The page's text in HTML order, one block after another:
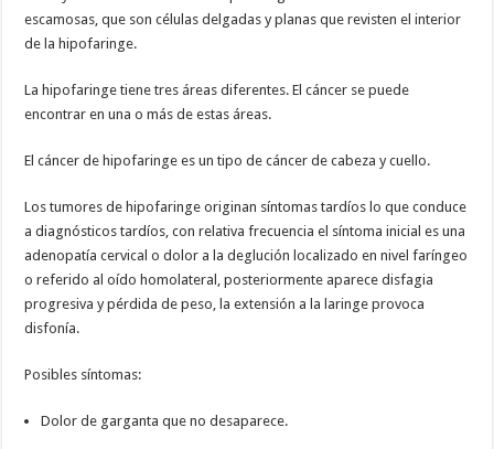
escamosas, que son células delgadas y planas que revisten el interior
de la hipofaringe.
La hipofaringe tiene tres áreas diferentes. El cáncer se puede
encontrar en una o más de estas áreas.
El cáncer de hipofaringe es un tipo de cáncer de cabeza y cuello.
Los tumores de hipofaringe originan síntomas tardíos lo que conduce
a diagnósticos tardíos, con relativa frecuencia el síntoma inicial es una
adenopatía cervical o dolor a la deglución localizado en nivel faríngeo
o referido al oído homolateral, posteriormente aparece disfagia
progresiva y pérdida de peso, la extensión a la laringe provoca
disfonía.
Posibles síntomas:
Dolor de garganta que no desaparece.